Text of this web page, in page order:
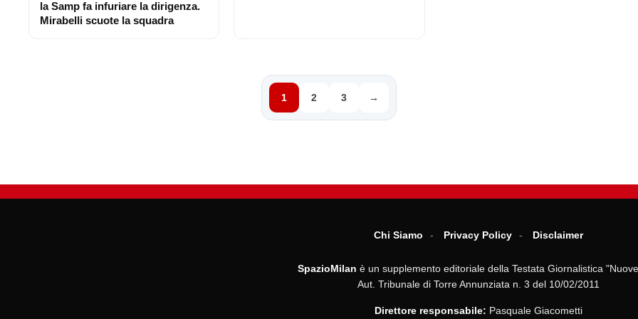
la Samp fa infuriare la dirigenza.
Mirabelli scuote la squadra
1 2 3 →
Chi Siamo Privacy Policy Disclaimer
SpazioMilan è un supplemento editoriale della Testata Giornalistica
Aut. Tribunale di Torre Annunziata n. 3 del 10/02/2011
Direttore responsabile: Pasquale Giacometti